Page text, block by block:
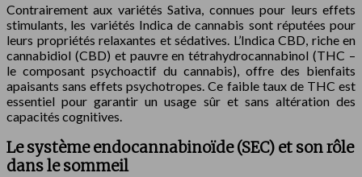
Contrairement aux variétés Sativa, connues pour leurs effets
stimulants, les variétés Indica de cannabis sont réputées pour
leurs propriétés relaxantes et sédatives. L’Indica CBD, riche en
cannabidiol (CBD) et pauvre en tétrahydrocannabinol (THC –
le composant psychoactif du cannabis), offre des bienfaits
apaisants sans effets psychotropes. Ce faible taux de THC est
essentiel pour garantir un usage sûr et sans altération des
capacités cognitives.
Le système endocannabinoïde (SEC) et son rôle
dans le sommeil